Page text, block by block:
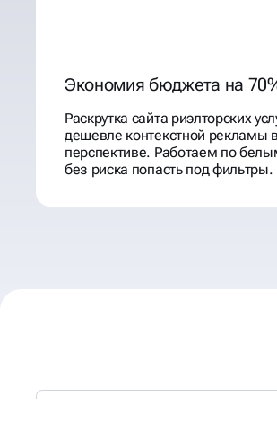
Экономия бюджета на
Раскрутка сайта риэлторских
дешевле контекстной рекламы
перспективе. Работаем по
без риска попасть под фильтры.